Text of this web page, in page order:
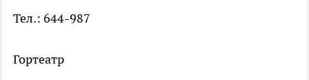
Тел.: 644-987
Гортеатр